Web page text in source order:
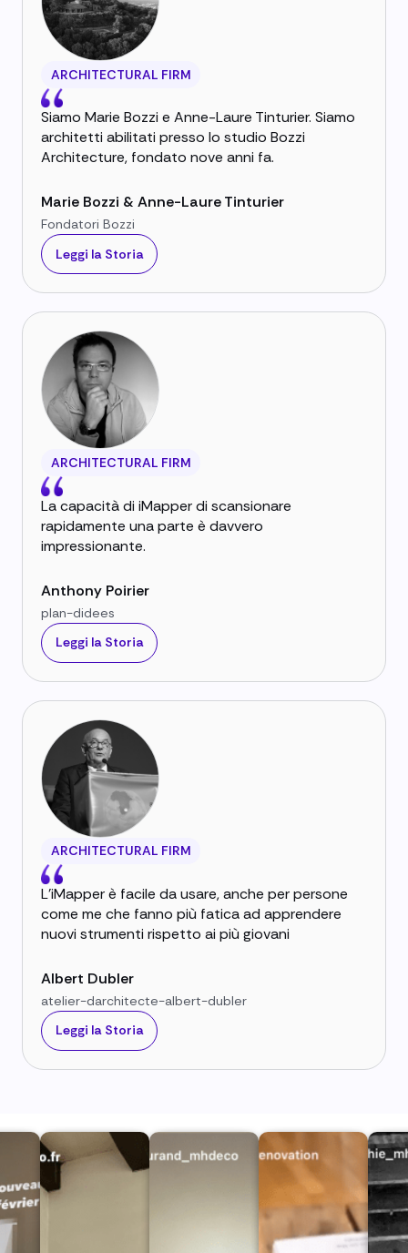
ARCHITECTURAL FIRM
Siamo Marie Bozzi e Anne-Laure Tinturier. Siamo
architetti abilitati presso lo studio Bozzi
Architecture, fondato nove anni fa.
Marie Bozzi & Anne-Laure Tinturier
Fondatori Bozzi
Leggi la Storia
ARCHITECTURAL FIRM
La capacità di iMapper di scansionare
rapidamente una parte è davvero
impressionante.
Anthony Poirier
plan-didees
Leggi la Storia
ARCHITECTURAL FIRM
L'iMapper è facile da usare, anche per persone
come me che fanno più fatica ad apprendere
nuovi strumenti rispetto ai più giovani
Albert Dubler
atelier-darchitecte-albert-dubler
Leggi la Storia